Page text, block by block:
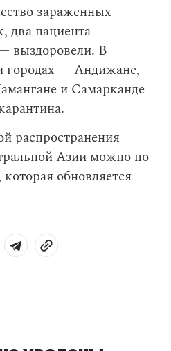
зараженных
два пациента
выздоровели. В
городах — Андижане,
и Самарканде
распространения
Азии можно по
которая обновляется